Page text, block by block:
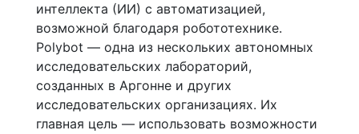
интеллекта (ИИ) с автоматизацией,
возможной благодаря робототехнике.
Polybot — одна из нескольких автономных
исследовательских лабораторий,
созданных в Аргонне и других
исследовательских организациях. Их
главная цель — использовать возможности